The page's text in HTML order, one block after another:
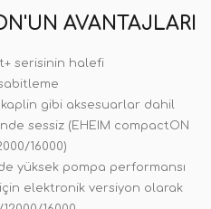
AVANTAJLARI
serisinin halefi
gibi aksesuarlar dahil
sessiz (EHEIM compactON
16000)
yüksek pompa performansı
elektronik versiyon olarak